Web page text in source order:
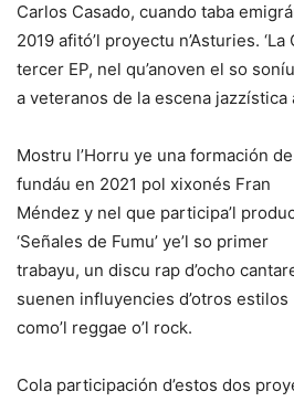
Carlos Casado, cuando taba
2019 afitó’l proyectu n’Asturies. ‘La
tercer EP, nel qu’anoven el so
a veteranos de la escena jazzística
Mostru l’Horru ye una formación
fundáu en 2021 pol xixonés Fran
Méndez y nel que participa’l
‘Señales de Fumu’ ye’l so primer
trabayu, un discu rap d’ocho
suenen influyencies d’otros estilos
como’l reggae o’l rock.
Cola participación d’estos dos